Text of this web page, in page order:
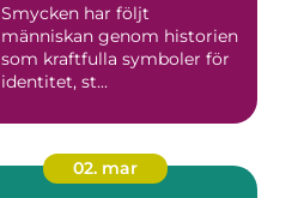
Smycken har följt
människan genom historien
som kraftfulla symboler för
identitet, st...
02. mar